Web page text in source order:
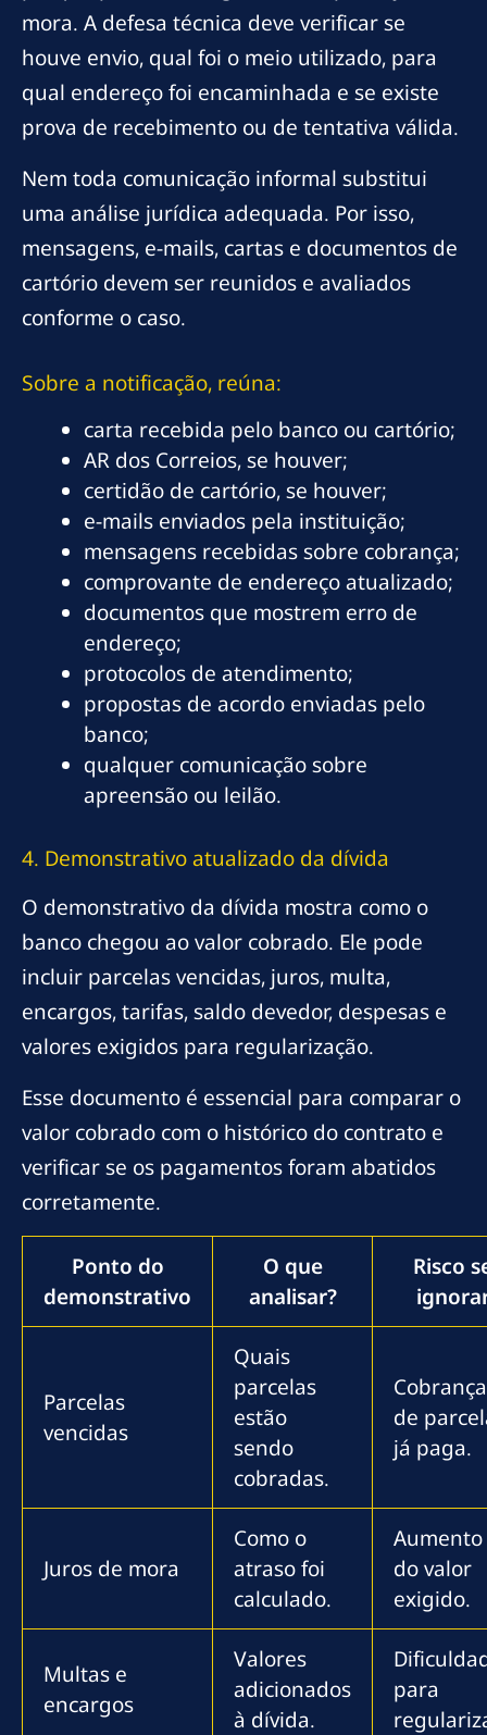
mora. A defesa técnica deve verificar se
houve envio, qual foi o meio utilizado, para
qual endereço foi encaminhada e se existe
prova de recebimento ou de tentativa válida.
Nem toda comunicação informal substitui
uma análise jurídica adequada. Por isso,
mensagens, e-mails, cartas e documentos de
cartório devem ser reunidos e avaliados
conforme o caso.
Sobre a notificação, reúna:
carta recebida pelo banco ou cartório;
AR dos Correios, se houver;
certidão de cartório, se houver;
e-mails enviados pela instituição;
mensagens recebidas sobre cobrança;
comprovante de endereço atualizado;
documentos que mostrem erro de
endereço;
protocolos de atendimento;
propostas de acordo enviadas pelo
banco;
qualquer comunicação sobre
apreensão ou leilão.
4. Demonstrativo atualizado da dívida
O demonstrativo da dívida mostra como o
banco chegou ao valor cobrado. Ele pode
incluir parcelas vencidas, juros, multa,
encargos, tarifas, saldo devedor, despesas e
valores exigidos para regularização.
Esse documento é essencial para comparar o
valor cobrado com o histórico do contrato e
verificar se os pagamentos foram abatidos
corretamente.
Ponto do
demonstrativo
O que
analisar?
Risco
Parcelas
vencidas
Quais
parcelas
estão
sendo
cobradas.
Cobrança
de
já paga.
Juros de mora
Como o
atraso foi
calculado.
Aumento
do valor
exigido.
Multas e
encargos
Valores
adicionados
à dívida.
para